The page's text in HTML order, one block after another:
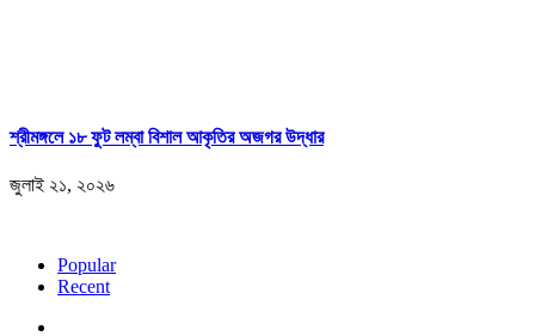
শ্রীমঙ্গলে ১৮ ফুট লম্বা বিশাল আকৃতির অজগর উদ্ধার
জুলাই ২১, ২০২৬
Popular
Recent